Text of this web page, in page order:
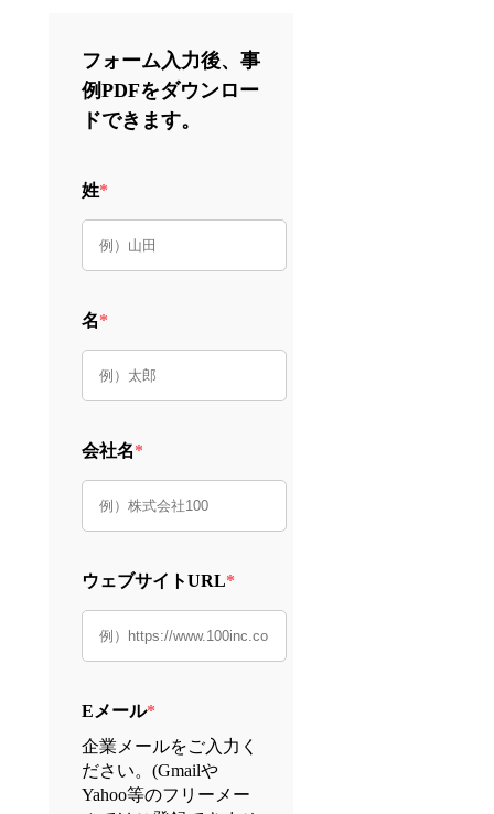
フォーム入力後、事
例PDFをダウンロー
ドできます。
姓*
名*
会社名*
ウェブサイトURL*
Eメール*
企業メールをご入力く
ださい。(Gmailや
Yahoo等のフリーメー